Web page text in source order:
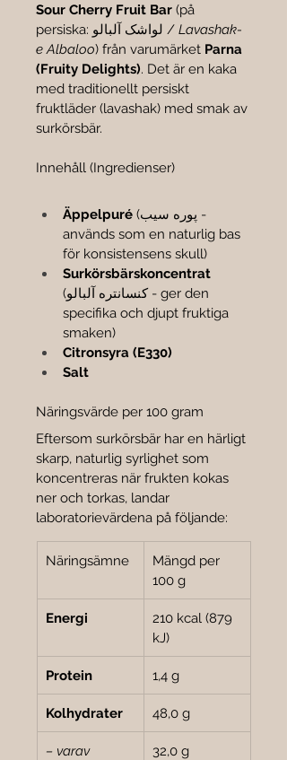
Sour Cherry Fruit Bar (på
persiska: لواشک آلبالو / Lavashak-
e Albaloo) från varumärket Parna
(Fruity Delights). Det är en kaka
med traditionellt persiskt
fruktläder (lavashak) med smak av
surkörsbär.
Innehåll (Ingredienser)
Äppelpuré (پوره سیب -
används som en naturlig bas
för konsistensens skull)
Surkörsbärskoncentrat
(کنسانتره آلبالو - ger den
specifika och djupt fruktiga
smaken)
Citronsyra (E330)
Salt
Näringsvärde per 100 gram
Eftersom surkörsbär har en härligt
skarp, naturlig syrlighet som
koncentreras när frukten kokas
ner och torkas, landar
laboratorievärdena på följande:
Näringsämne
Mängd per
100 g
Energi
210 kcal (879
kJ)
Protein 1,4 g
Kolhydrater 48,0 g
– varav
32,0 g